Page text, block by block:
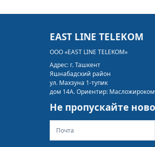
EAST LINE TELEKOM
ООО «EAST LINE TELEKOM»
Адрес: г. Ташкент
Яшнабадский район
ул. Махзуна 1-тупик
дом 14А. Ориентир:
Не пропускайте